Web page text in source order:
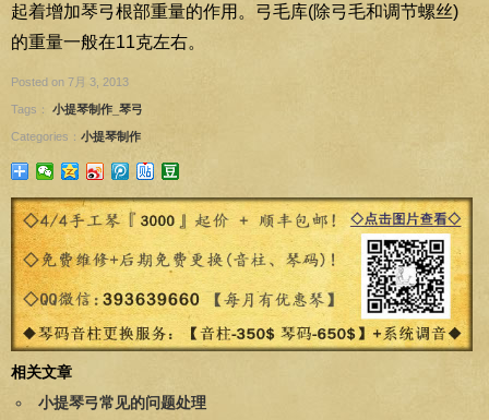
起着增加琴弓根部重量的作用。弓毛库(除弓毛和调节螺丝)
的重量一般在11克左右。
Posted on 7月 3, 2013
Tags： 小提琴制作_琴弓
Categories： 小提琴制作
相关文章
小提琴弓常见的问题处理